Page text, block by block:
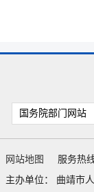
国务院部门网站
网站地图
服务热
主办单位： 曲靖市